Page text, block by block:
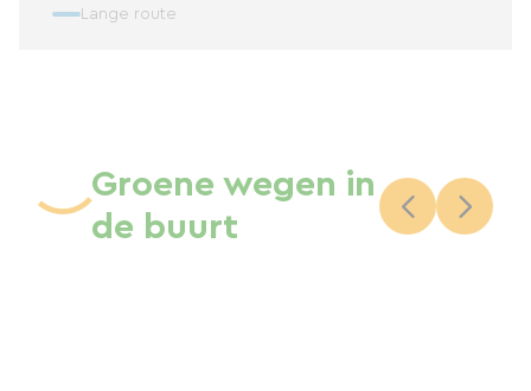
Lange route
Groene wegen in
de buurt